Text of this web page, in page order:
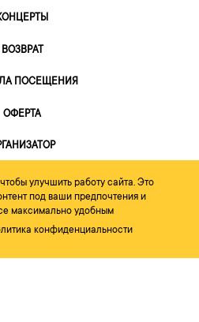
ВОЗВРАТ
ПОСЕЩЕНИЯ
ОФЕРТА
улучшить работу сайта. Это
под ваши предпочтения и
максимально удобным
конфиденциальности